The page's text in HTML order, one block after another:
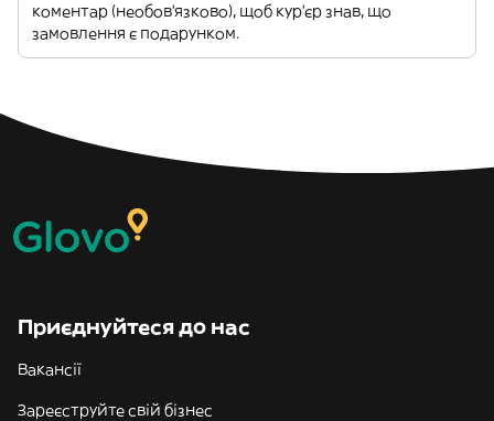
коментар (необов'язково), щоб кур'єр знав, що
замовлення є подарунком.
Приєднуйтеся до нас
Вакансії
Зареєструйте свій бізнес